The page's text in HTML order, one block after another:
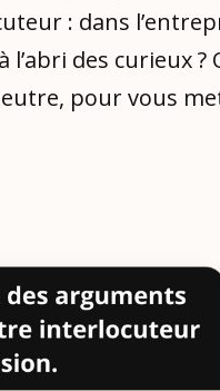
: dans
des curieux ?
pour vous